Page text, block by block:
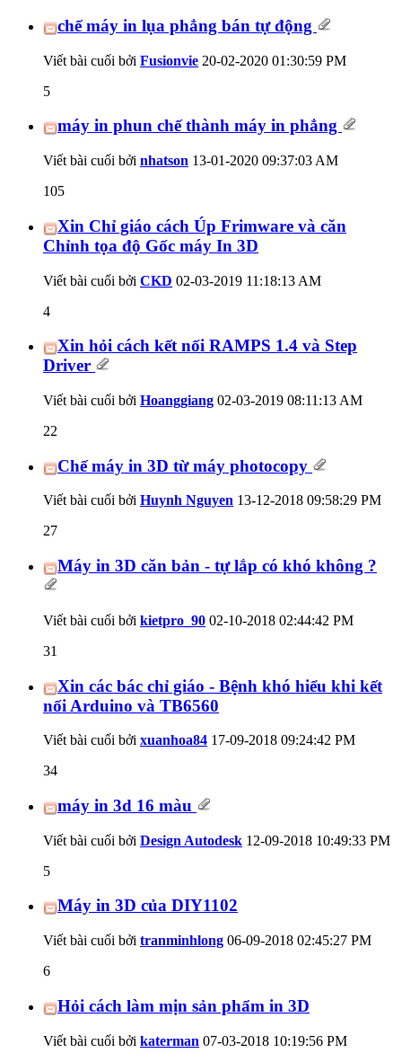
chế máy in lụa phẳng bán tự động
Viết bài cuối bởi Fusionvie 20-02-2020 01:30:59 PM
5
máy in phun chế thành máy in phẳng
Viết bài cuối bởi nhatson 13-01-2020 09:37:03 AM
105
Xin Chỉ giáo cách Úp Frimware và căn
Chỉnh tọa độ Gốc máy In 3D
Viết bài cuối bởi CKD 02-03-2019 11:18:13 AM
4
Xin hỏi cách kết nối RAMPS 1.4 và Step
Driver
Viết bài cuối bởi Hoanggiang 02-03-2019 08:11:13 AM
22
Chế máy in 3D từ máy photocopy
Viết bài cuối bởi Huynh Nguyen 13-12-2018 09:58:29 PM
27
Máy in 3D căn bản - tự lắp có khó không ?
Viết bài cuối bởi kietpro_90 02-10-2018 02:44:42 PM
31
Xin các bác chỉ giáo - Bệnh khó hiểu khi kết
nối Arduino và TB6560
Viết bài cuối bởi xuanhoa84 17-09-2018 09:24:42 PM
34
máy in 3d 16 màu
Viết bài cuối bởi Design Autodesk 12-09-2018 10:49:33 PM
5
Máy in 3D của DIY1102
Viết bài cuối bởi tranminhlong 06-09-2018 02:45:27 PM
6
Hỏi cách làm mịn sản phẩm in 3D
Viết bài cuối bởi katerman 07-03-2018 10:19:56 PM